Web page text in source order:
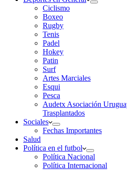
Ciclismo
Boxeo
Rugby
Tenis
Padel
Hokey
Patin
Surf
Artes Marciales
Esqui
Pesca
Audetx Asociación
Trasplantados
Sociales
Fechas Importantes
Salud
Política en el futbol
Política Nacional
Política Internacional